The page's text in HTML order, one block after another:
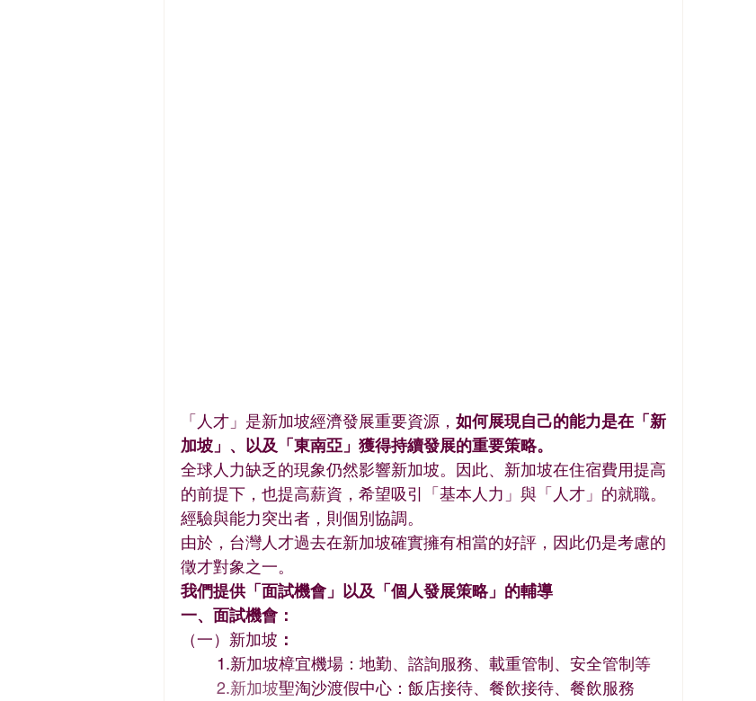
「人才」是新加坡經濟發展重要資源， 如何展現自己的能力是在「新
加坡」、以及「東南亞」獲得持續發展的重要策略。
全球人力缺乏的現象仍然影響新加坡。因此、新加坡在住宿費用提高
的前提下，也提高薪資，希望吸引「基本人力」與「人才」的就職。
經驗與能力突出者，則個別協調。
由於，台灣人才過去在新加坡確實擁有相當的好評，因此仍是考慮的
徵才對象之一。
我們提供「面試機會」以及「個人發展策略」的輔導
一、面試機會：
（一）新加坡 ：
	1.新加坡樟宜機場：地勤、諮詢服務、載重管制、安全管制等
2.新加坡聖淘沙渡假中心：飯店接待、餐飲接待、餐飲服務